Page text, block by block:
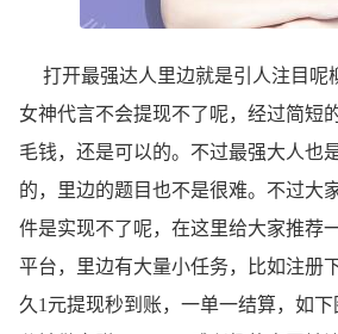
打开最强达人里边就是引人注目呢
女神代言不会提现不了呢，经过简短
毛钱，还是可以的。不过最强大人也
的，里边的题目也不是很难。不过大
件是实现不了呢，在这里给大家推荐
平台，里边有大量小任务，比如注册
久1元提现秒到账，一单一结算，如